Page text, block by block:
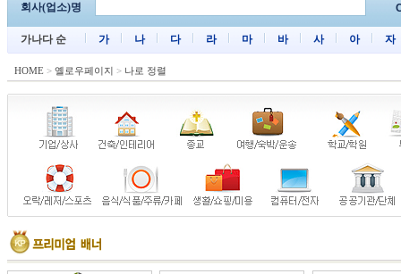
회사(업소)명
가나다 순 가 나 다 라 마 바 사 아 자
HOME > 옐로우페이지 > 나로 정렬